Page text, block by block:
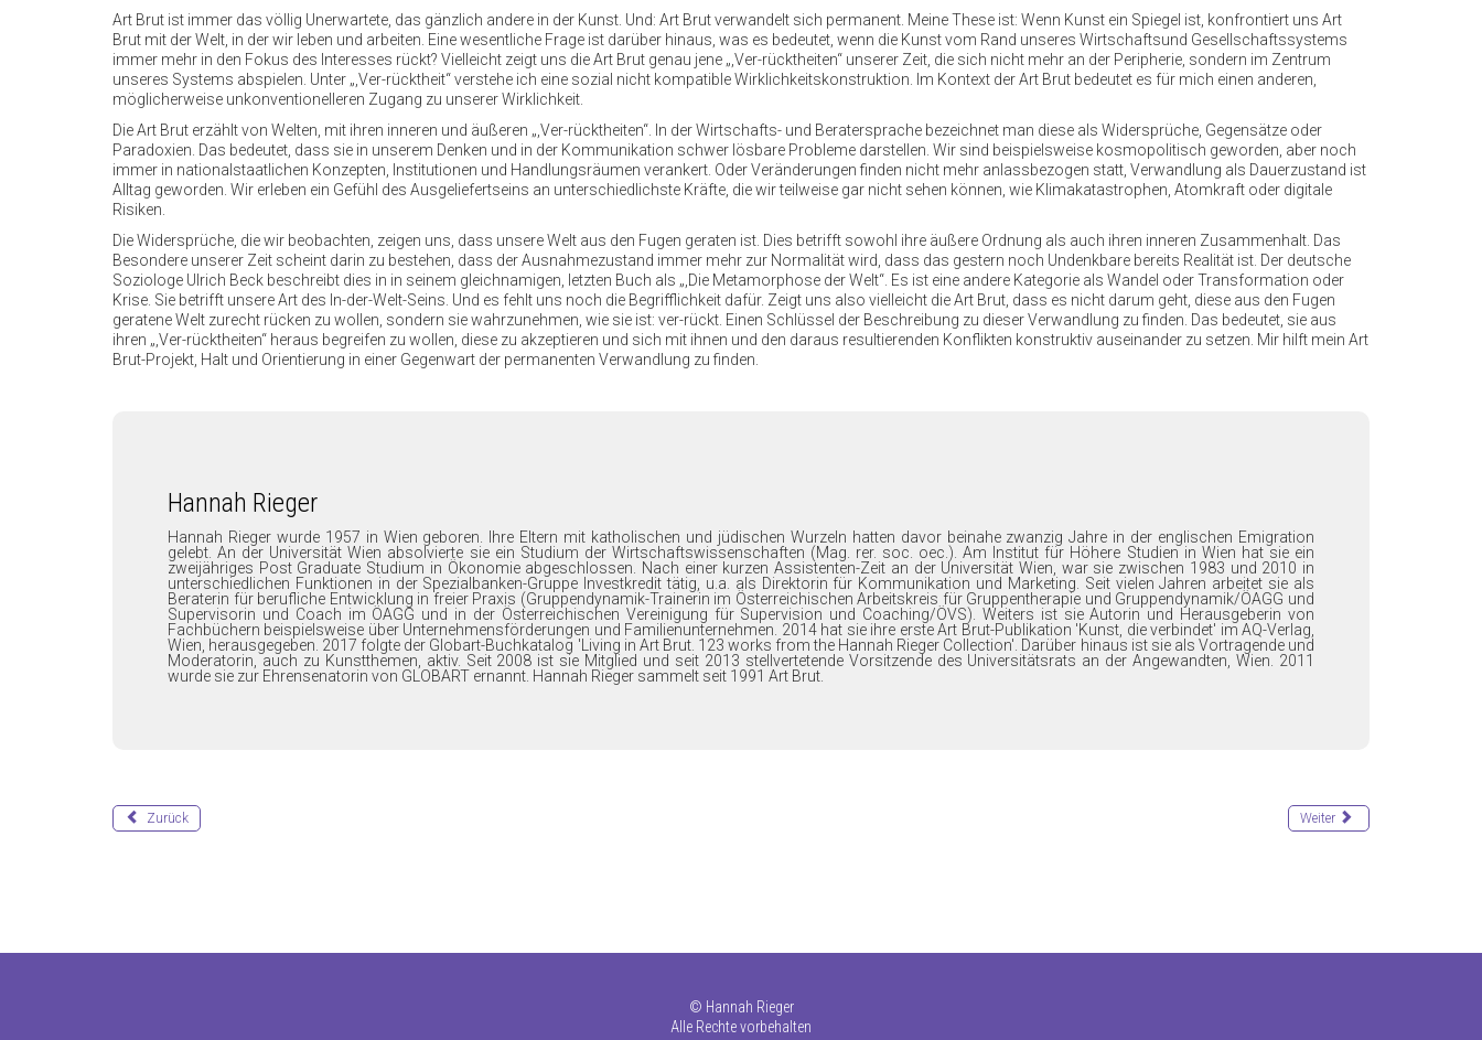
Art Brut ist immer das völlig Unerwartete, das gänzlich andere in der Kunst. Und: Art Brut verwandelt sich permanent. Meine These ist: Wenn Kunst ein Spiegel ist, konfrontiert uns Art
Brut mit der Welt, in der wir leben und arbeiten. Eine wesentliche Frage ist darüber hinaus, was es bedeutet, wenn die Kunst vom Rand unseres Wirtschaftsund Gesellschaftssystems
immer mehr in den Fokus des Interesses rückt? Vielleicht zeigt uns die Art Brut genau jene „,Ver-rücktheiten“ unserer Zeit, die sich nicht mehr an der Peripherie, sondern im Zentrum
unseres Systems abspielen. Unter „,Ver-rücktheit“ verstehe ich eine sozial nicht kompatible Wirklichkeitskonstruktion. Im Kontext der Art Brut bedeutet es für mich einen anderen,
möglicherweise unkonventionelleren Zugang zu unserer Wirklichkeit.
Die Art Brut erzählt von Welten, mit ihren inneren und äußeren „,Ver-rücktheiten“. In der Wirtschafts- und Beratersprache bezeichnet man diese als Widersprüche, Gegensätze oder
Paradoxien. Das bedeutet, dass sie in unserem Denken und in der Kommunikation schwer lösbare Probleme darstellen. Wir sind beispielsweise kosmopolitisch geworden, aber noch
immer in nationalstaatlichen Konzepten, Institutionen und Handlungsräumen verankert. Oder Veränderungen finden nicht mehr anlassbezogen statt, Verwandlung als Dauerzustand ist
Alltag geworden. Wir erleben ein Gefühl des Ausgeliefertseins an unterschiedlichste Kräfte, die wir teilweise gar nicht sehen können, wie Klimakatastrophen, Atomkraft oder digitale
Risiken.
Die Widersprüche, die wir beobachten, zeigen uns, dass unsere Welt aus den Fugen geraten ist. Dies betrifft sowohl ihre äußere Ordnung als auch ihren inneren Zusammenhalt. Das
Besondere unserer Zeit scheint darin zu bestehen, dass der Ausnahmezustand immer mehr zur Normalität wird, dass das gestern noch Undenkbare bereits Realität ist. Der deutsche
Soziologe Ulrich Beck beschreibt dies in in seinem gleichnamigen, letzten Buch als „,Die Metamorphose der Welt“. Es ist eine andere Kategorie als Wandel oder Transformation oder
Krise. Sie betrifft unsere Art des In-der-Welt-Seins. Und es fehlt uns noch die Begrifflichkeit dafür. Zeigt uns also vielleicht die Art Brut, dass es nicht darum geht, diese aus den Fugen
geratene Welt zurecht rücken zu wollen, sondern sie wahrzunehmen, wie sie ist: ver-rückt. Einen Schlüssel der Beschreibung zu dieser Verwandlung zu finden. Das bedeutet, sie aus
ihren „,Ver-rücktheiten“ heraus begreifen zu wollen, diese zu akzeptieren und sich mit ihnen und den daraus resultierenden Konflikten konstruktiv auseinander zu setzen. Mir hilft mein Art
Brut-Projekt, Halt und Orientierung in einer Gegenwart der permanenten Verwandlung zu finden.
Hannah Rieger
Hannah Rieger wurde 1957 in Wien geboren. Ihre Eltern mit katholischen und jüdischen Wurzeln hatten davor beinahe zwanzig Jahre in der englischen Emigration
gelebt. An der Universität Wien absolvierte sie ein Studium der Wirtschaftswissenschaften (Mag. rer. soc. oec.). Am Institut für Höhere Studien in Wien hat sie ein
zweijähriges Post Graduate Studium in Ökonomie abgeschlossen. Nach einer kurzen Assistenten-Zeit an der Universität Wien, war sie zwischen 1983 und 2010 in
unterschiedlichen Funktionen in der Spezialbanken-Gruppe Investkredit tätig, u.a. als Direktorin für Kommunikation und Marketing. Seit vielen Jahren arbeitet sie als
Beraterin für berufliche Entwicklung in freier Praxis (Gruppendynamik-Trainerin im Österreichischen Arbeitskreis für Gruppentherapie und Gruppendynamik/ÖAGG und
Supervisorin und Coach im ÖAGG und in der Österreichischen Vereinigung für Supervision und Coaching/ÖVS). Weiters ist sie Autorin und Herausgeberin von
Fachbüchern beispielsweise über Unternehmensförderungen und Familienunternehmen. 2014 hat sie ihre erste Art Brut-Publikation 'Kunst, die verbindet' im AQ-Verlag,
Wien, herausgegeben. 2017 folgte der Globart-Buchkatalog 'Living in Art Brut. 123 works from the Hannah Rieger Collection'. Darüber hinaus ist sie als Vortragende und
Moderatorin, auch zu Kunstthemen, aktiv. Seit 2008 ist sie Mitglied und seit 2013 stellvertetende Vorsitzende des Universitätsrats an der Angewandten, Wien. 2011
wurde sie zur Ehrensenatorin von GLOBART ernannt. Hannah Rieger sammelt seit 1991 Art Brut.
Zurück Weiter
© Hannah Rieger
Alle Rechte vorbehalten